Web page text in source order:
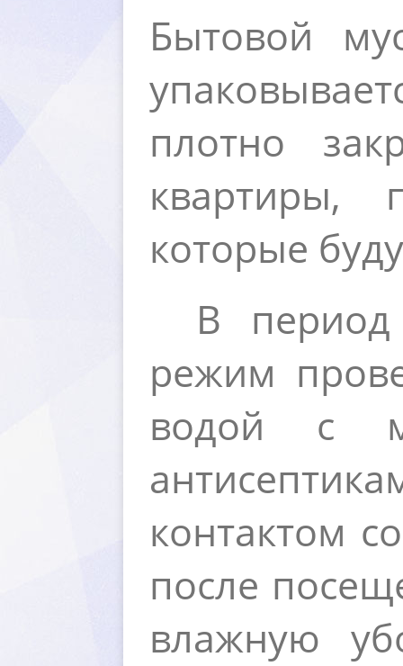
Бытовой
плотно
квартиры,
которые
период
режим
одой с
контактом
после
лажную